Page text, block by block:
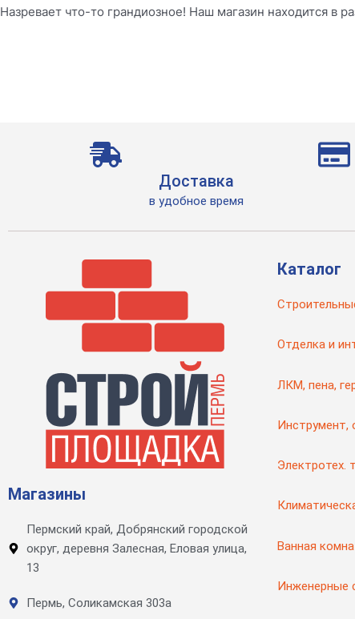
Назревает что-то грандиозное! Наш магазин находится в
Доставка
в удобное время
Магазины
Пермский край, Добрянский городской
округ, деревня Залесная, Еловая улица,
13
Пермь, Соликамская 303а
Каталог
Отделка и
ЛКМ, пена,
Инструмент,
Электротех.
Ванная
Инженерные